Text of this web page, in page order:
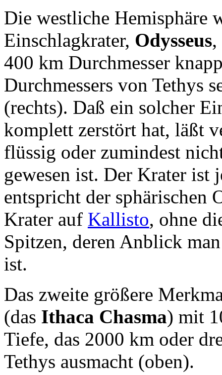
Die westliche Hemisphäre
Einschlagkrater, Odysseus,
400 km Durchmesser
Durchmessers von Tethys
(rechts). Daß ein solcher
komplett zerstört hat, läßt
flüssig oder zumindest
gewesen ist. Der Krater ist
entspricht der sphärischen
Krater auf Kallisto, ohne
Spitzen, deren Anblick
ist.
Das zweite größere
(das Ithaca Chasma) mit
Tiefe, das 2000 km oder
Tethys ausmacht (oben).